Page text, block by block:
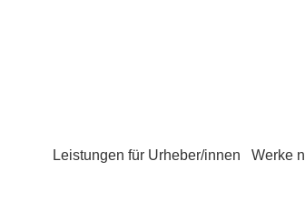
Leistungen für Urheber/innen Werke